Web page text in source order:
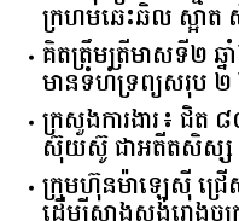
ក្រហមឆេះឆិល ស្អា
គិត​ត្រឹមត្រីមាស​ទី​២​ ​ឆ្ន
មាន​ទំហំ​ទ្រព្យ​សរុប​ ​២
ក្រសួង​ការងារ​៖ ​ជិត​
ស៊ុយ​ស៊ូ ​ជា​អតីត​សិស្ស​
ក្រុមហ៊ុន​ម៉ាឡេស៊ី ជ្រ